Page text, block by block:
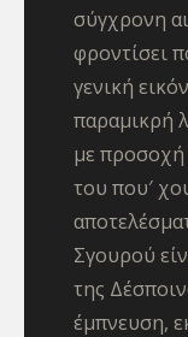
σύγχρονη
φροντίσει
γενική
παραμικρή
με προσοχή
του που′
Σγουρού
της
έμπνευση,